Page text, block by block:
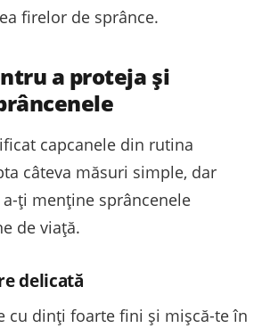
firelor de sprânce.
a proteja și
capcanele din rutina
câteva măsuri simple, dar
ți menține sprâncenele
de viață.
delicată
cu dinți foarte fini și mișcă-te în